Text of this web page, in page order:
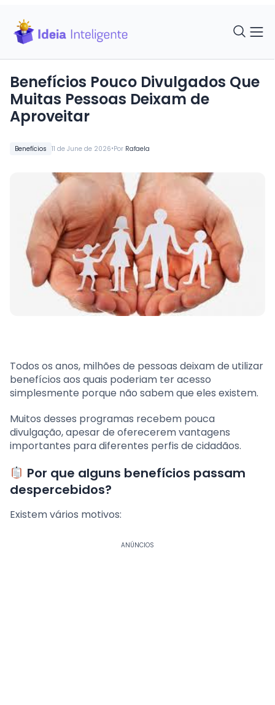
Benefícios 11 de June de 2026•Por Rafaela
Benefícios Pouco Divulgados Que
Muitas Pessoas Deixam de
Aproveitar
Todos os anos, milhões de pessoas deixam de utilizar
benefícios aos quais poderiam ter acesso
simplesmente porque não sabem que eles existem.
Muitos desses programas recebem pouca
divulgação, apesar de oferecerem vantagens
importantes para diferentes perfis de cidadãos.
Por que alguns benefícios passam
despercebidos?
Existem vários motivos:
ANÚNCIOS